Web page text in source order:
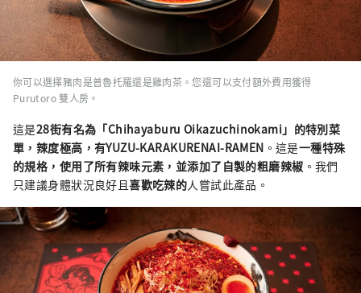
你可以選擇豬肉是普魯托羅還是雞肉茶。您還可以支付額外費用獲得
Purutoro 雙人房。
這是28街有名為「Chihayaburu Oikazuchinokami」的特別菜
單，辣度極高，有YUZU-KARAKURENAI-RAMEN 。這是一種特殊
的規格，使用了所有辣味元素，並添加了自製的粗磨辣椒 。我們
只建議身體狀況良好且喜歡吃辣的人嘗試此產品。